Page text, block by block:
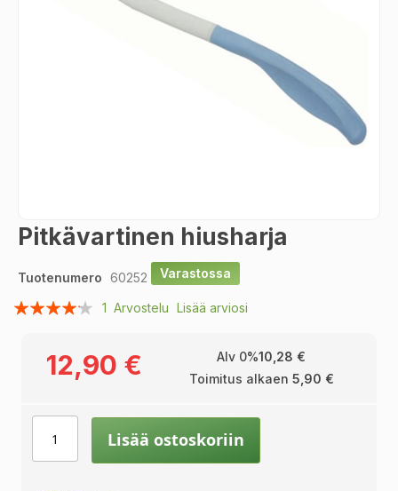
Skip
to
beginning
of
the
gallery
Pitkävartinen hiusharja
Tuotenumero 60252
Varastossa
Arvosana:
1 Arvostelu Lisää arviosi
12,90 € Alv 0%10,28 €
Toimitus alkaen 5,90 €
Lisää ostoskoriin